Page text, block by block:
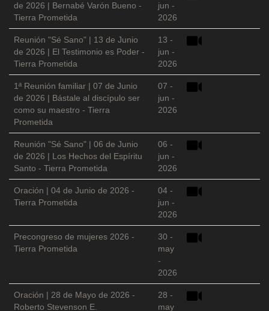
de 2026 | Bernabé Varón Bueno -
Tierra Prometida
jun -
2026
Reunión "Sé Sano" | 13 de Junio
de 2026 | El Testimonio es Poder -
Tierra Prometida
13 -
jun -
2026
1ª Reunión familiar | 07 de Junio
de 2026 | Bástale al discípulo ser
como su maestro - Tierra
Prometida
07 -
jun -
2026
Reunión "Sé Sano" | 06 de Junio
de 2026 | Los Hechos del Espíritu
Santo - Tierra Prometida
06 -
jun -
2026
Oración | 04 de Junio de 2026 -
Tierra Prometida
04 -
jun -
2026
Precongreso de mujeres 2026 -
Tierra Prometida
30 -
may
-
2026
Oración | 28 de Mayo de 2026 -
Roberto Stevenson E.
28 -
may